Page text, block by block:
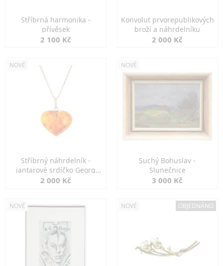
Stříbrná harmonika -
přívěsek
2 100 Kč
Konvolut prvorepublikových
broží a náhrdelníku
2 000 Kč
NOVÉ
Stříbrný náhrdelník -
jantarové srdíčko Georg
Kramer
2 000 Kč
NOVÉ
Suchý Bohuslav -
Slunečnice
3 000 Kč
NOVÉ NOVÉ OBJEDNÁNO